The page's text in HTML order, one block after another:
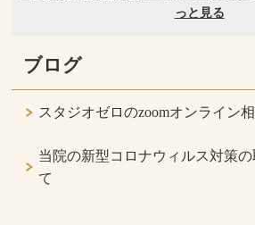
ブログ
スタジオゼロのzoomオンライン
当院の新型コロナウィルス対策
て